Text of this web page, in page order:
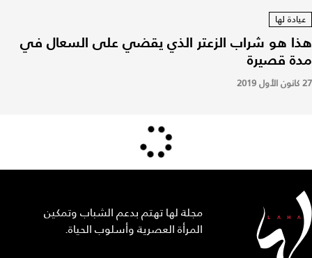
عيادة لها
هذا هو شراب الزعتر الذي يقضي على السعال في
مدة قصيرة
27 كانون الأول 2019
مجلة لها تهتم بدعم الشباب وتمكين
المرأة العصرية وأسلوب الحياة.